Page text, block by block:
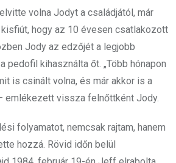
volna Jodyt a családjától, már
hogy az 10 évesen csatlakozott
Jody az edzőjét a legjobb
pedofil kihasználta őt. „Több hónapon
is csinált volna, és már akkor is a
emlékezett vissza felnőttként Jody.
folyamatot, nemcsak rajtam, hanem
hozzá. Rövid időn belül